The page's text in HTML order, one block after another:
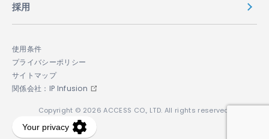
採用
使用条件
プライバシーポリシー
サイトマップ
関係会社：IP Infusion
Copyright © 2026 ACCESS CO., LTD. All rights reserved.